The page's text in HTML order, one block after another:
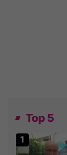
Top 5